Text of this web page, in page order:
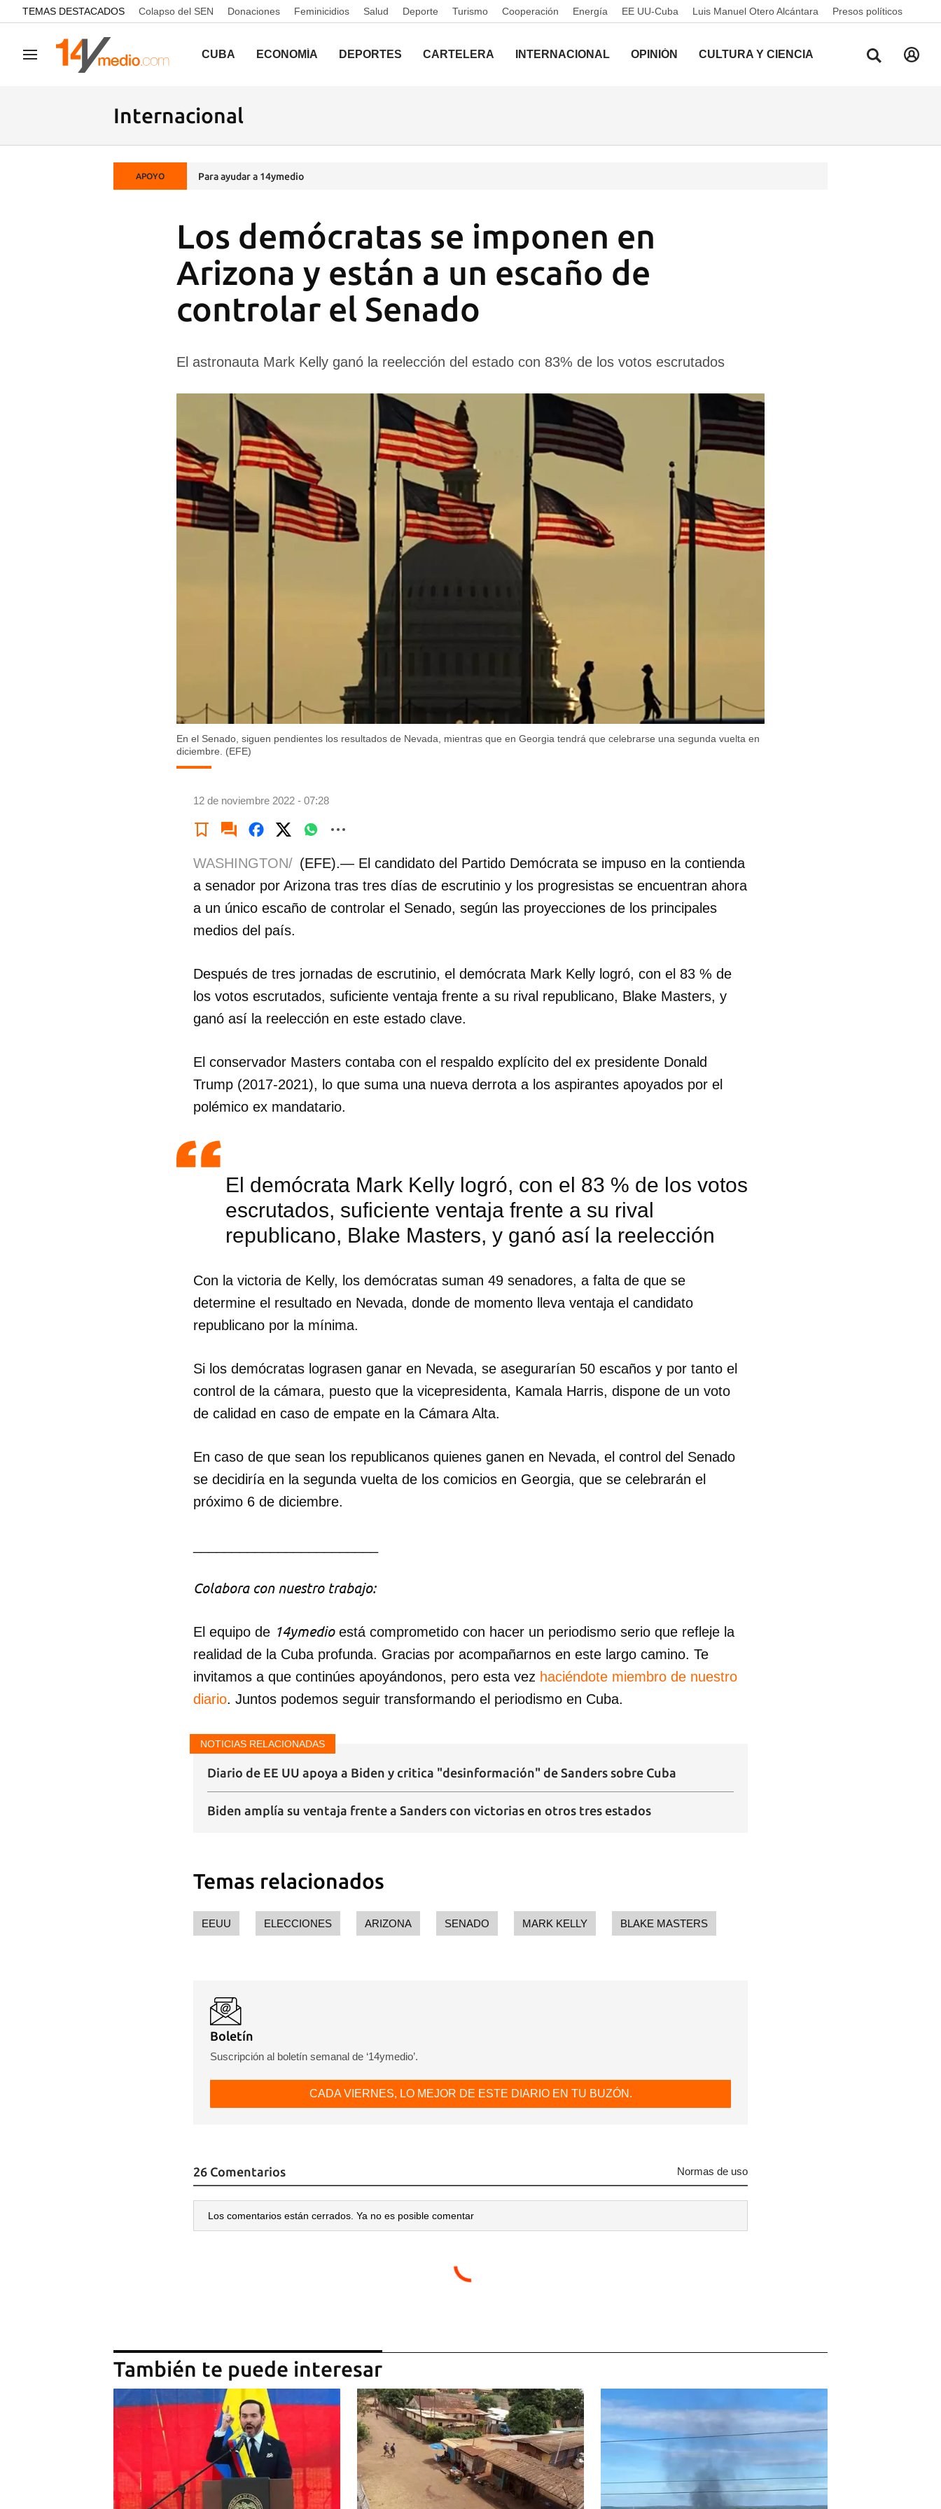
common.go-to-content
TEMAS DESTACADOS Colapso del SEN Donaciones Feminicidios Salud Deporte Turismo Cooperación Energía EE UU-Cuba Luis Manuel Otero Alcántara Presos políticos
Navegación CUBA ECONOMÍA DEPORTES CARTELERA INTERNACIONAL OPINIÓN CULTURA Y CIENCIA
Internacional
APOYO Para ayudar a 14ymedio
Los demócratas se imponen en
Arizona y están a un escaño de
controlar el Senado
El astronauta Mark Kelly ganó la reelección del estado con 83% de los votos escrutados
En el Senado, siguen pendientes los resultados de Nevada, mientras que en Georgia tendrá que celebrarse una segunda vuelta en
diciembre. (EFE)
12 de noviembre 2022 - 07:28
WASHINGTON/ (EFE).— El candidato del Partido Demócrata se impuso en la contienda
a senador por Arizona tras tres días de escrutinio y los progresistas se encuentran ahora
a un único escaño de controlar el Senado, según las proyecciones de los principales
medios del país.
Después de tres jornadas de escrutinio, el demócrata Mark Kelly logró, con el 83 % de
los votos escrutados, suficiente ventaja frente a su rival republicano, Blake Masters, y
ganó así la reelección en este estado clave.
El conservador Masters contaba con el respaldo explícito del ex presidente Donald
Trump (2017-2021), lo que suma una nueva derrota a los aspirantes apoyados por el
polémico ex mandatario.
El demócrata Mark Kelly logró, con el 83 % de los votos
escrutados, suficiente ventaja frente a su rival
republicano, Blake Masters, y ganó así la reelección
Con la victoria de Kelly, los demócratas suman 49 senadores, a falta de que se
determine el resultado en Nevada, donde de momento lleva ventaja el candidato
republicano por la mínima.
Si los demócratas lograsen ganar en Nevada, se asegurarían 50 escaños y por tanto el
control de la cámara, puesto que la vicepresidenta, Kamala Harris, dispone de un voto
de calidad en caso de empate en la Cámara Alta.
En caso de que sean los republicanos quienes ganen en Nevada, el control del Senado
se decidiría en la segunda vuelta de los comicios en Georgia, que se celebrarán el
próximo 6 de diciembre.
Colabora con nuestro trabajo:
El equipo de 14ymedioestá comprometido con hacer un periodismo serio que refleje la
realidad de la Cuba profunda. Gracias por acompañarnos en este largo camino. Te
invitamos a que continúes apoyándonos, pero esta vez haciéndote miembro de nuestro
diario. Juntos podemos seguir transformando el periodismo en Cuba.
NOTICIAS RELACIONADAS
Diario de EE UU apoya a Biden y critica "desinformación" de Sanders sobre Cuba
Biden amplía su ventaja frente a Sanders con victorias en otros tres estados
Temas relacionados
EEUU ELECCIONES ARIZONA SENADO MARK KELLY BLAKE MASTERS
Boletín
Suscripción al boletín semanal de ‘14ymedio’.
CADA VIERNES, LO MEJOR DE ESTE DIARIO EN TU BUZÓN.
26 Comentarios Normas de uso
Los comentarios están cerrados. Ya no es posible comentar
También te puede interesar